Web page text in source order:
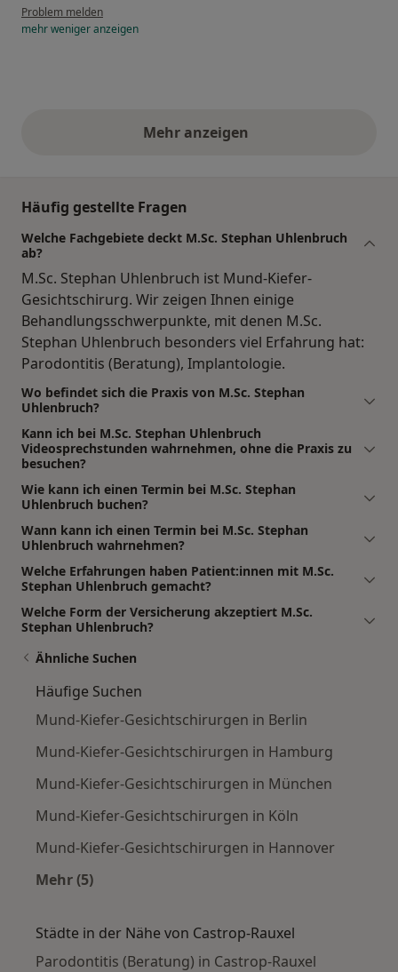
Problem melden
mehrwenigeranzeigen
Mehr anzeigenobige Stellungnahmen
Häufig gestellte Fragen
Welche Fachgebiete deckt M.Sc. Stephan Uhlenbruch
ab?
M.Sc. Stephan Uhlenbruch ist Mund-Kiefer-
Gesichtschirurg. Wir zeigen Ihnen einige
Behandlungsschwerpunkte, mit denen M.Sc.
Stephan Uhlenbruch besonders viel Erfahrung hat:
Parodontitis (Beratung), Implantologie.
Wo befindet sich die Praxis von M.Sc. Stephan
Uhlenbruch?
Kann ich bei M.Sc. Stephan Uhlenbruch
Videosprechstunden wahrnehmen, ohne die Praxis zu
besuchen?
Wie kann ich einen Termin bei M.Sc. Stephan
Uhlenbruch buchen?
Wann kann ich einen Termin bei M.Sc. Stephan
Uhlenbruch wahrnehmen?
Welche Erfahrungen haben Patient:innen mit M.Sc.
Stephan Uhlenbruch gemacht?
Welche Form der Versicherung akzeptiert M.Sc.
Stephan Uhlenbruch?
Ähnliche Suchen
Häufige Suchen
Mund-Kiefer-Gesichtschirurgen in Berlin
Mund-Kiefer-Gesichtschirurgen in Hamburg
Mund-Kiefer-Gesichtschirurgen in München
Mund-Kiefer-Gesichtschirurgen in Köln
Mund-Kiefer-Gesichtschirurgen in Hannover
Mehr (5)
Städte in der Nähe von Castrop-Rauxel
Parodontitis (Beratung) in Castrop-Rauxel